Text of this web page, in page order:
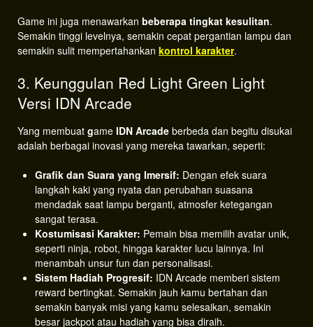
Game ini juga menawarkan beberapa tingkat kesulitan.
Semakin tinggi levelnya, semakin cepat pergantian lampu dan
semakin sulit mempertahankan kontrol karakter.
3. Keunggulan Red Light Green Light
Versi IDN Arcade
Yang membuat game IDN Arcade berbeda dan begitu disukai
adalah berbagai inovasi yang mereka tawarkan, seperti:
Grafik dan Suara yang Imersif: Dengan efek suara
langkah kaki yang nyata dan perubahan suasana
mendadak saat lampu berganti, atmosfer ketegangan
sangat terasa.
Kostumisasi Karakter: Pemain bisa memilih avatar unik,
seperti ninja, robot, hingga karakter lucu lainnya. Ini
menambah unsur fun dan personalisasi.
Sistem Hadiah Progresif: IDN Arcade memberi sistem
reward bertingkat. Semakin jauh kamu bertahan dan
semakin banyak misi yang kamu selesaikan, semakin
besar jackpot atau hadiah yang bisa diraih.